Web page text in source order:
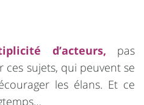
d’acteurs, pas
sujets, qui peuvent se
les élans. Et ce